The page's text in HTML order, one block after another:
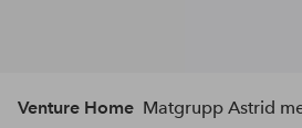
Venture Home Matgrupp Astrid